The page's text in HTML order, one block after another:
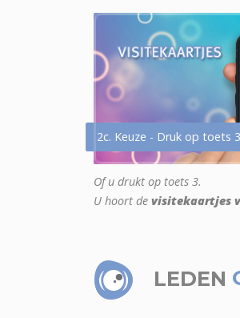
2c. Keuze - Druk op toets
Of u drukt op toets 3.
U hoort de visitekaartjes
LEDEN